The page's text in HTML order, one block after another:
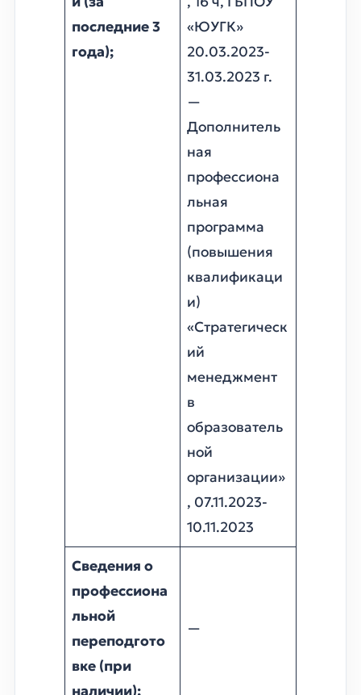
последние 3
года);
«ЮУГК»
20.03.2023-
31.03.2023 г.
—
Дополнитель
ная
профессиона
льная
программа
(повышения
квалификаци
и)
«Стратегическ
ий
менеджмент
в
образователь
ной
организации»
, 07.11.2023-
10.11.2023
Сведения о
профессиона
льной
переподгото
вке (при
наличии);
—